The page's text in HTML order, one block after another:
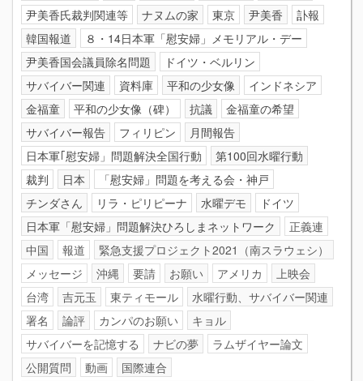
尹美香氏裁判関連等
ナヌムの家 東京 尹美香
訃報
韓国報道
８・14日本軍「慰安婦」メモリアル・デー
尹美香国会議員除名問題
ドイツ・ベルリン
サバイバー関連
資料庫 平和の少女像
インドネシア
金福童
平和の少女像（碑） 抗議
金福童の希望
サバイバー報告
フィリピン
月間報告
日本軍｢慰安婦」問題解決全国行動
第100回水曜行動
裁判
日本
「慰安婦」問題を考える会・神戸
チンダさん
リラ・ピリピーナ 水曜デモ
ドイツ
日本軍「慰安婦」問題解決ひろしまネットワーク
正義連
中国
報道
緊急支援プロジェクト2021（南スラウェシ）
メッセージ
沖縄 要請 お願い アメリカ
上映会
台湾
吉元玉 東ティモール
水曜行動、サバイバー関連
署名
論評 カンパのお願い
キョル
サバイバーを記憶する
ナビの夢
ラムザイヤー論文
公開質問
動画
国際連合